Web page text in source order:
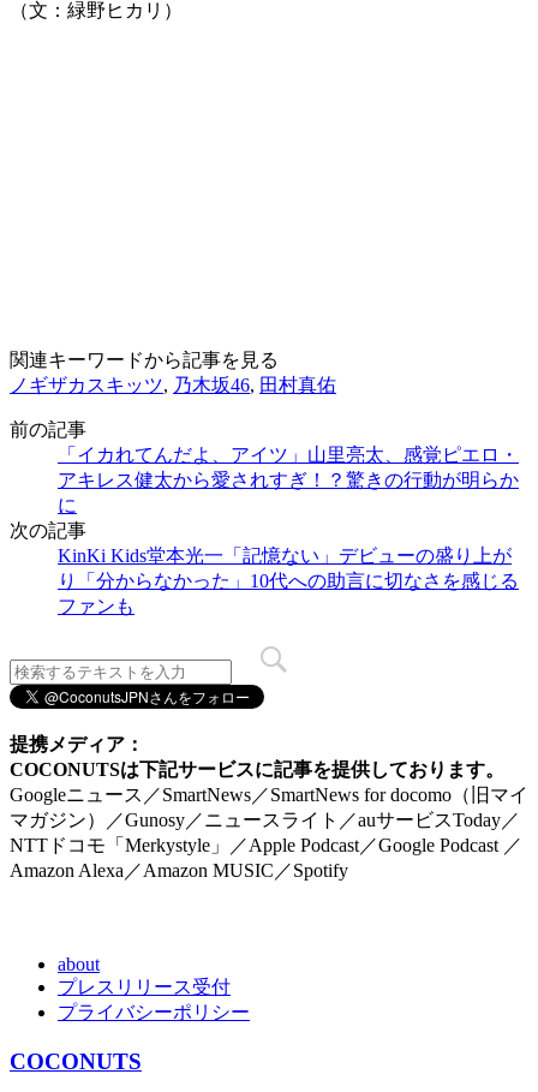
（文：緑野ヒカリ）
関連キーワードから記事を見る
ノギザカスキッツ, 乃木坂46, 田村真佑
前の記事
「イカれてんだよ、アイツ」山里亮太、感覚ピエロ・
アキレス健太から愛されすぎ！？驚きの行動が明らか
に
次の記事
KinKi Kids堂本光一「記憶ない」デビューの盛り上が
り「分からなかった」10代への助言に切なさを感じる
ファンも
提携メディア：
COCONUTSは下記サービスに記事を提供しております。
Googleニュース／SmartNews／SmartNews for docomo（旧マイ
マガジン）／Gunosy／ニュースライト／auサービスToday／
NTTドコモ「Merkystyle」／Apple Podcast／Google Podcast ／
Amazon Alexa／Amazon MUSIC／Spotify
about
プレスリリース受付
プライバシーポリシー
COCONUTS